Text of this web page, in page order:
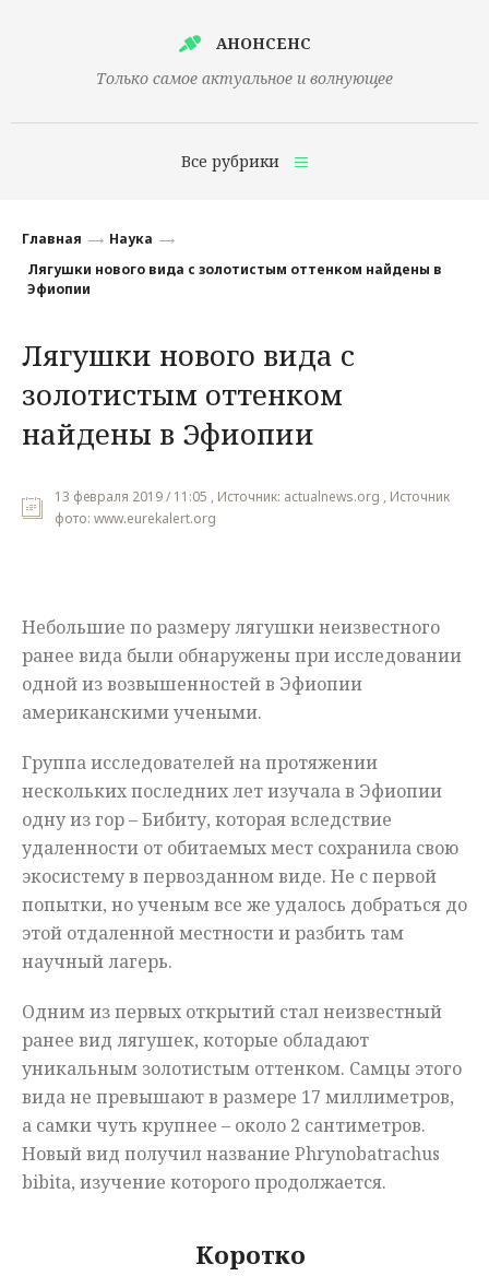
АНОНСЕНС
Только самое актуальное и волнующее
Все рубрики
Финансы
Наука
Культура
Общество
Мнения
Главная
Наука
Лягушки нового вида с золотистым оттенком найдены в
Эфиопии
Лягушки нового вида с
золотистым оттенком
найдены в Эфиопии
13 февраля 2019 / 11:05 , Источник: actualnews.org , Источник
фото: www.eurekalert.org
Небольшие по размеру лягушки неизвестного
ранее вида были обнаружены при исследовании
одной из возвышенностей в Эфиопии
американскими учеными.
Группа исследователей на протяжении
нескольких последних лет изучала в Эфиопии
одну из гор – Бибиту, которая вследствие
удаленности от обитаемых мест сохранила свою
экосистему в первозданном виде. Не с первой
попытки, но ученым все же удалось добраться до
этой отдаленной местности и разбить там
научный лагерь.
Одним из первых открытий стал неизвестный
ранее вид лягушек, которые обладают
уникальным золотистым оттенком. Самцы этого
вида не превышают в размере 17 миллиметров,
а самки чуть крупнее – около 2 сантиметров.
Новый вид получил название Phrynobatrachus
bibita, изучение которого продолжается.
Коротко